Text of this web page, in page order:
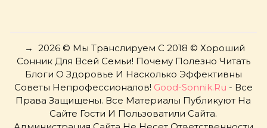
→ 2026© Мы Транслируем С 2018 © Хороший
Сонник Для Всей Семьи! Почему Полезно Читать
Блоги О Здоровье И Насколько Эффективны
Советы Непрофессионалов! Good-Sonnik.ru - Все
Права Защищены. Все Материалы Публикуют На
Сайте Гости И Пользоватили Сайта.